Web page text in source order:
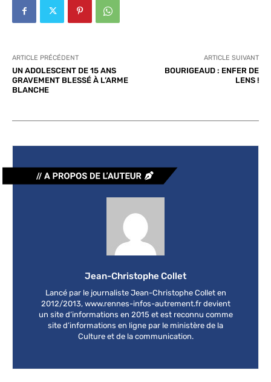
ARTICLE PRÉCÉDENT
UN ADOLESCENT DE 15 ANS
GRAVEMENT BLESSÉ À L’ARME
BLANCHE
ARTICLE SUIVANT
BOURIGEAUD : ENFER DE
LENS !
Jean-Christophe Collet
Lancé par le journaliste Jean-Christophe Collet en
2012/2013, www.rennes-infos-autrement.fr devient
un site d’informations en 2015 et est reconnu comme
site d’informations en ligne par le ministère de la
Culture et de la communication.